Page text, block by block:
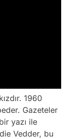
1960
Gazeteler
yazı ile
Vedder, bu